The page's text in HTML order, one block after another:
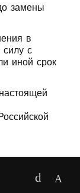
замены
в
силу с
иной срок